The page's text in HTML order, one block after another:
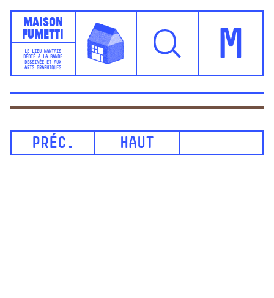
Maison
Fumetti
LE LIEU NANTAIS
DÉDIÉ À LA BANDE
DESSINÉE ET AUX
ARTS GRAPHIQUES
M
PRÉC. HAUT